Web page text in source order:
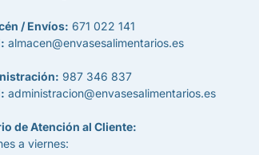
/ Envíos: 671 022 141
almacen@envasesalimentarios.es
987 346 837
administracion@envasesalimentarios.es
de Atención al Cliente:
a viernes: